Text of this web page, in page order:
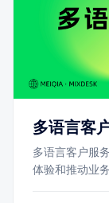
多语言客
多语言客户服
体验和推动业